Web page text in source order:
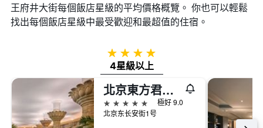
格
王府井大街​每個飯店星級的平均價格概覽。 你也可以輕鬆
找出每個飯店星級中最受歡迎和最超值的住宿。
4星級
4星級以上
北京東方君悅大酒店
5星級
極好 9.0
北京东长安街1号